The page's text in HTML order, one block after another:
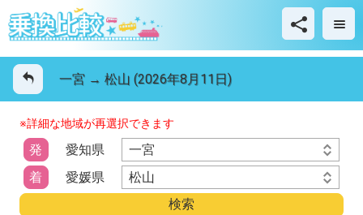
一宮 → 松山 (2026年8月11日)
※詳細な地域が再選択できます
発 愛知県
一宮
着
愛媛県 松山